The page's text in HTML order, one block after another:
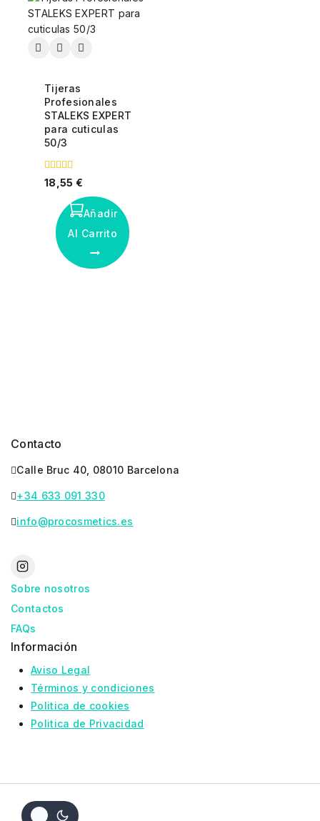
Tijeras
Profesionales
STALEKS EXPERT
para cuticulas
50/3
0
fuera
18,55 €
Añadir
Al Carrito
Contacto
Calle Bruc 40, 08010 Barcelona
+34 633 091 330
info@procosmetics.es
Sobre nosotros
Contactos
FAQs
Información
Aviso Legal
Términos y condiciones
Politica de cookies
Politica de Privacidad